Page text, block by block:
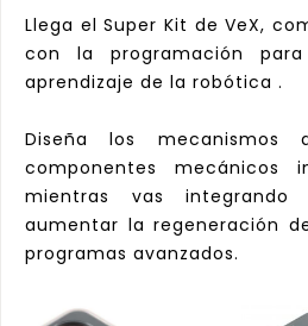
Llega el Super Kit de VeX,
con la programación
aprendizaje de la robótica .
Diseña los mecanismos
componentes mecánicos
mientras vas integrando
aumentar la regeneración
programas avanzados.